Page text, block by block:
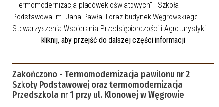
"Termomodernizacja placówek oświatowych" - Szkoła
Podstawowa im. Jana Pawła II oraz budynek Węgrowskiego
Stowarzyszenia Wspierania Przedsiębiorczości i Agroturystyki.
kliknij, aby przejść do dalszej części informacji
Zakończono - Termomodernizacja pawilonu nr 2
Szkoły Podstawowej oraz termomodernizacja
Przedszkola nr 1 przy ul. Klonowej w Węgrowie